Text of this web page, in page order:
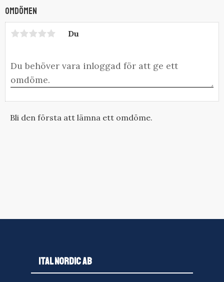
Omdömen
Du
Bli den första att lämna ett omdöme.
ITAL NORDIC AB